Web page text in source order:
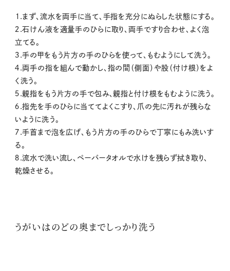
１.まず、流水を両手に当て、手指を充分にぬらした状態にする。
２.石けん液を適量手のひらに取り、両手ですり合わせ、よく泡
立てる。
３.手の甲をもう片方の手のひらを使って、もむようにして洗う。
４.両手の指を組んで動かし、指の間（側面）や股（付け根）をよ
く洗う。
５.親指をもう片方の手で包み、親指と付け根をもむように洗う。
６.指先を手のひらに当ててよくこすり、爪の先に汚れが残らな
いように洗う。
７.手首まで泡を広げ、もう片方の手のひらで丁寧にもみ洗いす
る。
８.流水で洗い流し、ペーパータオルで水けを残らず拭き取り、
乾燥させる。
うがいはのどの奥までしっかり洗う